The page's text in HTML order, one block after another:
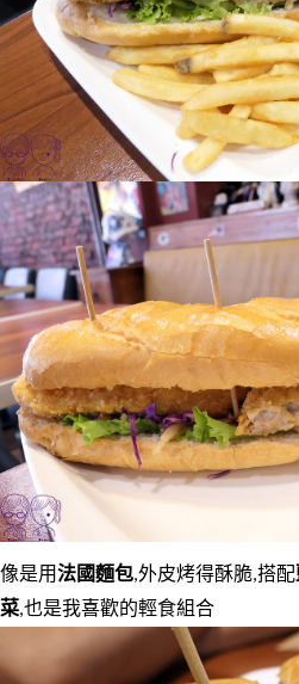
像是用法國麵包,外皮烤得酥脆,搭配
菜,也是我喜歡的輕食組合